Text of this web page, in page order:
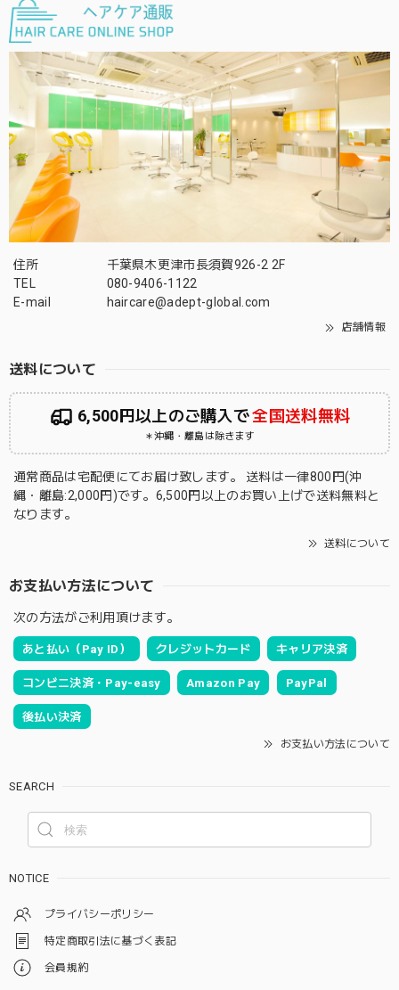
住所
千葉県木更津市長須賀926-2 2F
TEL
080-9406-1122
E-mail
haircare@adept-global.com
店舗情報
送料について
6,500円以上のご購入で全国送料無料
＊沖縄・離島は除きます
通常商品は宅配便にてお届け致します。 送料は一律800円(沖
縄・離島:2,000円)です。6,500円以上のお買い上げで送料無料と
なります。
送料について
お支払い方法について
次の方法がご利用頂けます。
あと払い（Pay ID） クレジットカード キャリア決済
コンビニ決済・Pay-easy Amazon Pay PayPal
後払い決済
お支払い方法について
SEARCH
NOTICE
プライバシーポリシー
特定商取引法に基づく表記
会員規約